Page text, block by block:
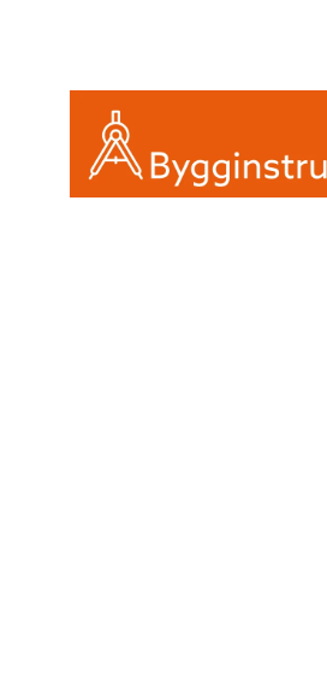
ATTEFALL ELLER FRIGGEBOD
INREDA EN FRIGGEBOD